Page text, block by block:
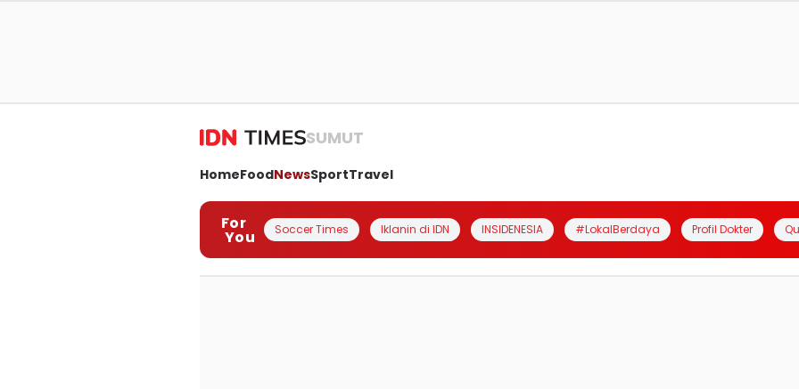
SUMUT
HomeFoodNewsSportTravel
For
You Soccer Times Iklanin di IDN INSIDENESIA #LokalBerdaya Profil Dokter